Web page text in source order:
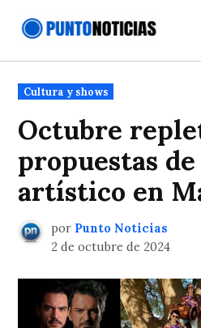
Publicado
en
Cultura y shows
Octubre
propuestas
artístico en
por Punto Noticias
2 de octubre de 2024